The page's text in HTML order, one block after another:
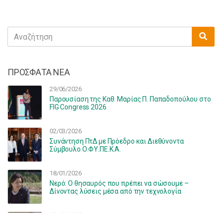
Search
for:
ΠΡΟΣΦΑΤΑ ΝΕΑ
29/06/2026
Παρουσίαση της Καθ. Μαρίας Π. Παπαδοπούλου στο
FIG Congress 2026
02/03/2026
Συνάντηση ΠτΔ με Πρόεδρο και Διεθύνοντα
Σύμβουλο Ο.ΦΥ.ΠΕ.Κ.Α.
18/01/2026
Νερό: Ο θησαυρός που πρέπει να σώσουμε –
Δίνοντας λύσεις μέσα από την τεχνολογία